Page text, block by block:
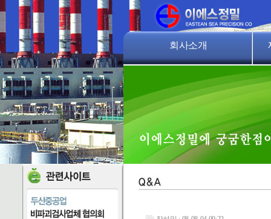
회사소개
회사연혁
사업개요